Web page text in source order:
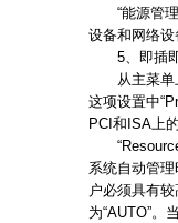
“能源管理
设备和网络
5、即插即
从主菜单上
这项设置中
PCI和ISA上
系统自动管
户必须具有
为“AUTO”。